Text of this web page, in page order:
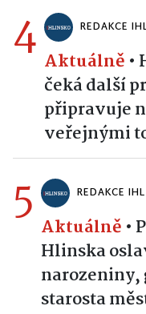
4 REDAKCE
Aktuálně •
čeká další
připravuje
veřejnými
5 REDAKCE
Aktuálně •
Hlinska
starosta